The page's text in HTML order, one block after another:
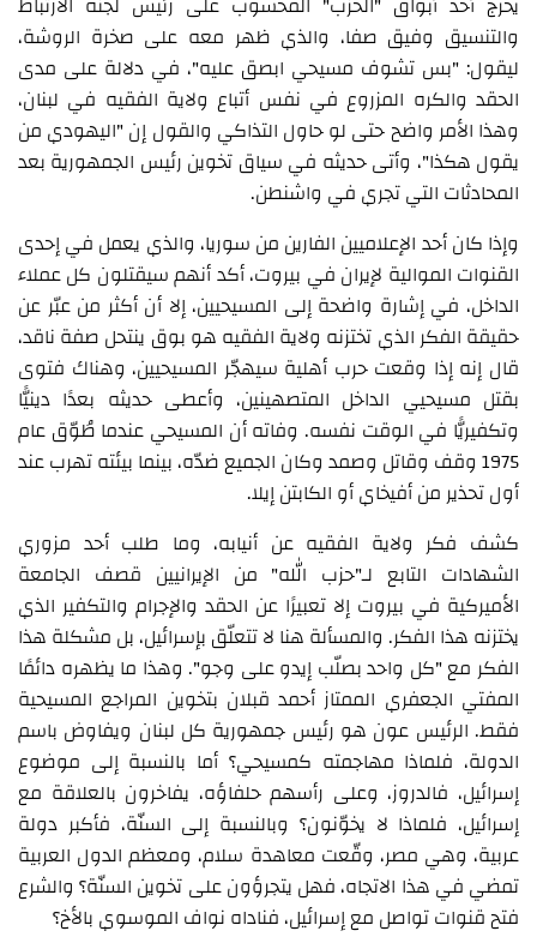
والتنسيق وفيق صفا، والذي ظهر معه على صخرة الروشة،
ليقول: "بس تشوف مسيحي ابصق عليه"، في دلالة على مدى
الحقد والكره المزروع في نفس أتباع ولاية الفقيه في لبنان،
وهذا الأمر واضح حتى لو حاول التذاكي والقول إن "اليهودي من
يقول هكذا"، وأتى حديثه في سياق تخوين رئيس الجمهورية بعد
المحادثات التي تجري في واشنطن.
وإذا كان أحد الإعلاميين الفارين من سوريا، والذي يعمل في إحدى
القنوات الموالية لإيران في بيروت، أكد أنهم سيقتلون كل عملاء
الداخل، في إشارة واضحة إلى المسيحيين، إلا أن أكثر من عبّر عن
حقيقة الفكر الذي تختزنه ولاية الفقيه هو بوق ينتحل صفة ناقد،
قال إنه إذا وقعت حرب أهلية سيهجّر المسيحيين، وهناك فتوى
بقتل مسيحيي الداخل المتصهينين، وأعطى حديثه بعدًا دينيًّا
وتكفيريًّا في الوقت نفسه. وفاته أن المسيحي عندما طُوّق عام
1975 وقف وقاتل وصمد وكان الجميع ضدّه، بينما بيئته تهرب عند
أول تحذير من أفيخاي أو الكابتن إيلا.
كشف فكر ولاية الفقيه عن أنيابه، وما طلب أحد مزوري
الشهادات التابع لـ"حزب الله" من الإيرانيين قصف الجامعة
الأميركية في بيروت إلا تعبيرًا عن الحقد والإجرام والتكفير الذي
يختزنه هذا الفكر. والمسألة هنا لا تتعلّق بإسرائيل، بل مشكلة هذا
الفكر مع "كل واحد بصلّب إيدو على وجو". وهذا ما يظهره دائمًا
المفتي الجعفري الممتاز أحمد قبلان بتخوين المراجع المسيحية
فقط. الرئيس عون هو رئيس جمهورية كل لبنان ويفاوض باسم
الدولة، فلماذا مهاجمته كمسيحي؟ أما بالنسبة إلى موضوع
إسرائيل، فالدروز، وعلى رأسهم حلفاؤه، يفاخرون بالعلاقة مع
إسرائيل، فلماذا لا يخوّنون؟ وبالنسبة إلى السنّة، فأكبر دولة
عربية، وهي مصر، وقّعت معاهدة سلام، ومعظم الدول العربية
تمضي في هذا الاتجاه، فهل يتجرؤون على تخوين السنّة؟ والشرع
فتح قنوات تواصل مع إسرائيل، فناداه نواف الموسوي بالأخ؟